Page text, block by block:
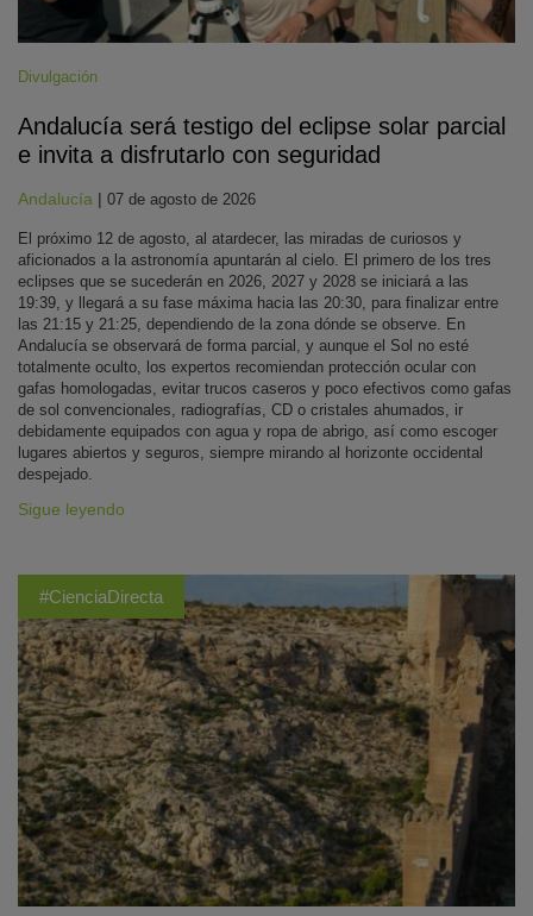
Divulgación
Andalucía será testigo del eclipse solar parcial
e invita a disfrutarlo con seguridad
Andalucía | 07 de agosto de 2026
El próximo 12 de agosto, al atardecer, las miradas de curiosos y
aficionados a la astronomía apuntarán al cielo. El primero de los tres
eclipses que se sucederán en 2026, 2027 y 2028 se iniciará a las
19:39, y llegará a su fase máxima hacia las 20:30, para finalizar entre
las 21:15 y 21:25, dependiendo de la zona dónde se observe. En
Andalucía se observará de forma parcial, y aunque el Sol no esté
totalmente oculto, los expertos recomiendan protección ocular con
gafas homologadas, evitar trucos caseros y poco efectivos como gafas
de sol convencionales, radiografías, CD o cristales ahumados, ir
debidamente equipados con agua y ropa de abrigo, así como escoger
lugares abiertos y seguros, siempre mirando al horizonte occidental
despejado.
Sigue leyendo
#CienciaDirecta